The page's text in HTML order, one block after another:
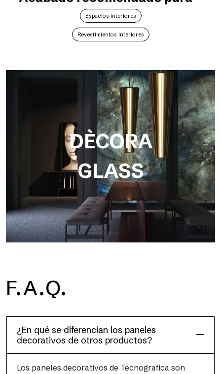
Espacios interiores
Revestimientos interiores
DÈCORA
GLASS
F.A.Q.
¿En qué se diferencian los paneles
decorativos de otros productos?
Los paneles decorativos de Tecnografica son